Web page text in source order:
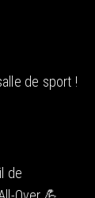
de sport !
de